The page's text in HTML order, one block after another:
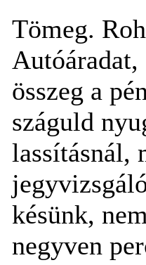
Tömeg.
összeg a
száguld
lassításnál,
késünk,
negyven